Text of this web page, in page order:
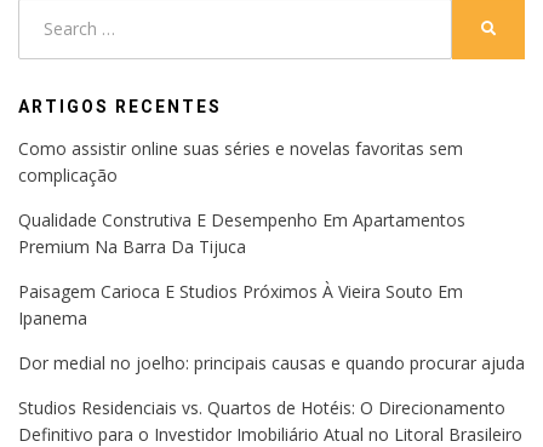
ARTIGOS RECENTES
Como assistir online suas séries e novelas favoritas sem
complicação
Qualidade Construtiva E Desempenho Em Apartamentos
Premium Na Barra Da Tijuca
Paisagem Carioca E Studios Próximos À Vieira Souto Em
Ipanema
Dor medial no joelho: principais causas e quando procurar ajuda
Studios Residenciais vs. Quartos de Hotéis: O Direcionamento
Definitivo para o Investidor Imobiliário Atual no Litoral Brasileiro